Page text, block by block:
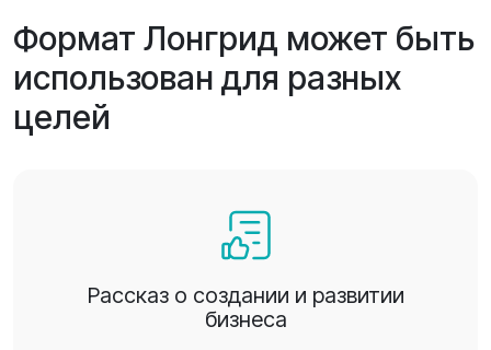
Формат Лонгрид может быть
использован для разных
целей
Рассказ о создании и развитии
бизнеса